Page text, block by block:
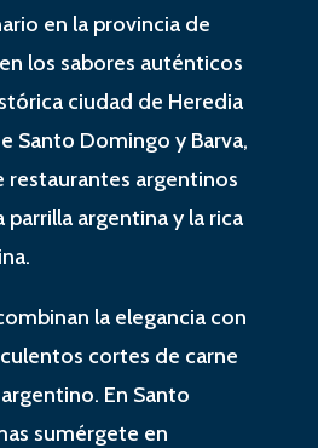
en la provincia de
los sabores auténticos
ciudad de Heredia
Santo Domingo y Barva,
restaurantes argentinos
argentina y la rica
la elegancia con
cortes de carne
En Santo
sumérgete en